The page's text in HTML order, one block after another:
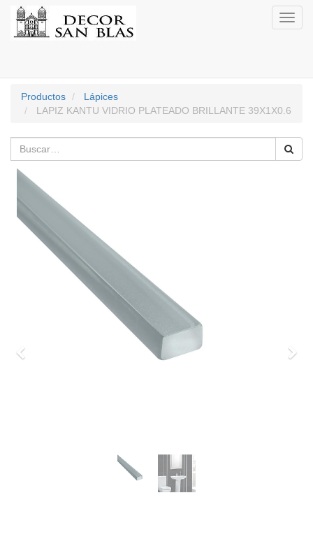
Productos
Lápices
LAPIZ KANTU VIDRIO PLATEADO BRILLANTE 39X1X0.6